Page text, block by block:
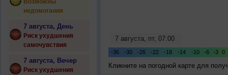
Возможны
недомогания
7 августа, День
Риск ухудшения
самочувствия
7 августа, Вечер
Риск ухудшения
Кликните на погодной карте для